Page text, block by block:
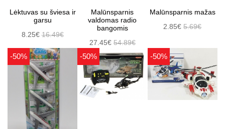
Lėktuvas su šviesa ir
garsu
8.25€16.49€
Malūnsparnis
valdomas radio
bangomis
27.45€ 54.89€
Malūnsparnis mažas
2.85€5.69€
-50% -50% -50%